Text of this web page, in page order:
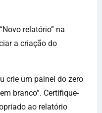
relatório” na
a criação do
crie um painel do zero
branco”. Certifique-
ao relatório